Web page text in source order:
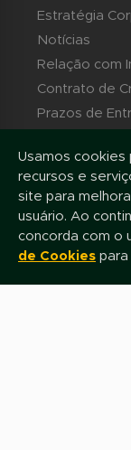
Estratégia
Notícias
Relação com
Contrato de
Prazos de
Contato
Usamos cookies
recursos e
site para
usuário. Ao
concorda com o
de Cookies para